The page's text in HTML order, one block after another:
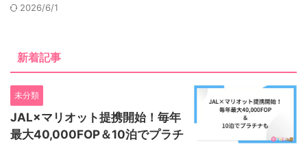
2026/6/1
新着記事
未分類
JAL×マリオット提携開始！毎年
最大40,000FOP＆10泊でプラチ